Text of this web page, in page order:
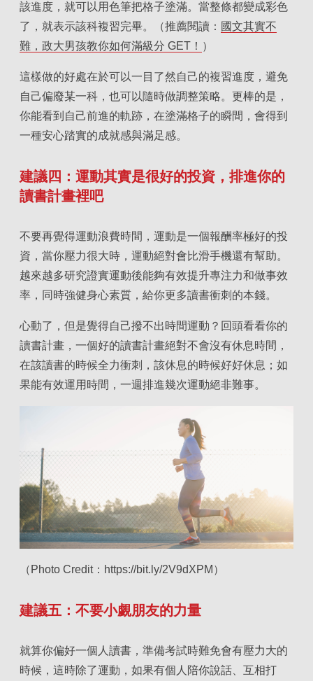
該進度，就可以用色筆把格子塗滿。當整條都變成彩色
了，就表示該科複習完畢。（推薦閱讀： 國文其實不
難，政大男孩教你如何滿級分 GET！ ）
這樣做的好處在於可以一目了然自己的複習進度，避免
自己偏廢某一科，也可以隨時做調整策略。更棒的是，
你能看到自己前進的軌跡，在塗滿格子的瞬間，會得到
一種安心踏實的成就感與滿足感。
建議四：運動其實是很好的投資，排進你的
讀書計畫裡吧
不要再覺得運動浪費時間，運動是一個報酬率極好的投
資，當你壓力很大時，運動絕對會比滑手機還有幫助。
越來越多研究證實運動後能夠有效提升專注力和做事效
率，同時強健身心素質，給你更多讀書衝刺的本錢。
心動了，但是覺得自己撥不出時間運動？回頭看看你的
讀書計畫，一個好的讀書計畫絕對不會沒有休息時間，
在該讀書的時候全力衝刺，該休息的時候好好休息；如
果能有效運用時間，一週排進幾次運動絕非難事。
（Photo Credit：https://bit.ly/2V9dXPM）
建議五：不要小覷朋友的力量
就算你偏好一個人讀書，準備考試時難免會有壓力大的
時候，這時除了運動，如果有個人陪你說話、互相打